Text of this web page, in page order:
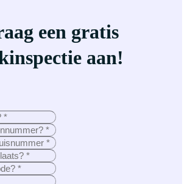
een gratis
aan!